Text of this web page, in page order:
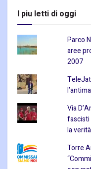
I piu letti di oggi
Parco
aree
2007
Via
fascisti
la
Torre